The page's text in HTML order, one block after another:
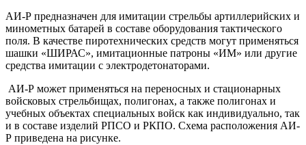
АИ-Р предназначен для имитации стрельбы артиллерийских и
минометных батарей в составе оборудования тактического
поля. В качестве пиротехнических средств могут применяться
шашки «ШИРАС», имитационные патроны «ИМ» или другие
средства имитации с электродетонаторами.
АИ-Р может применяться на переносных и стационарных
войсковых стрельбищах, полигонах, а также полигонах и
учебных объектах специальных войск как индивидуально, так
и в составе изделий РПСО и РКПО. Схема расположения АИ-
Р приведена на рисунке.